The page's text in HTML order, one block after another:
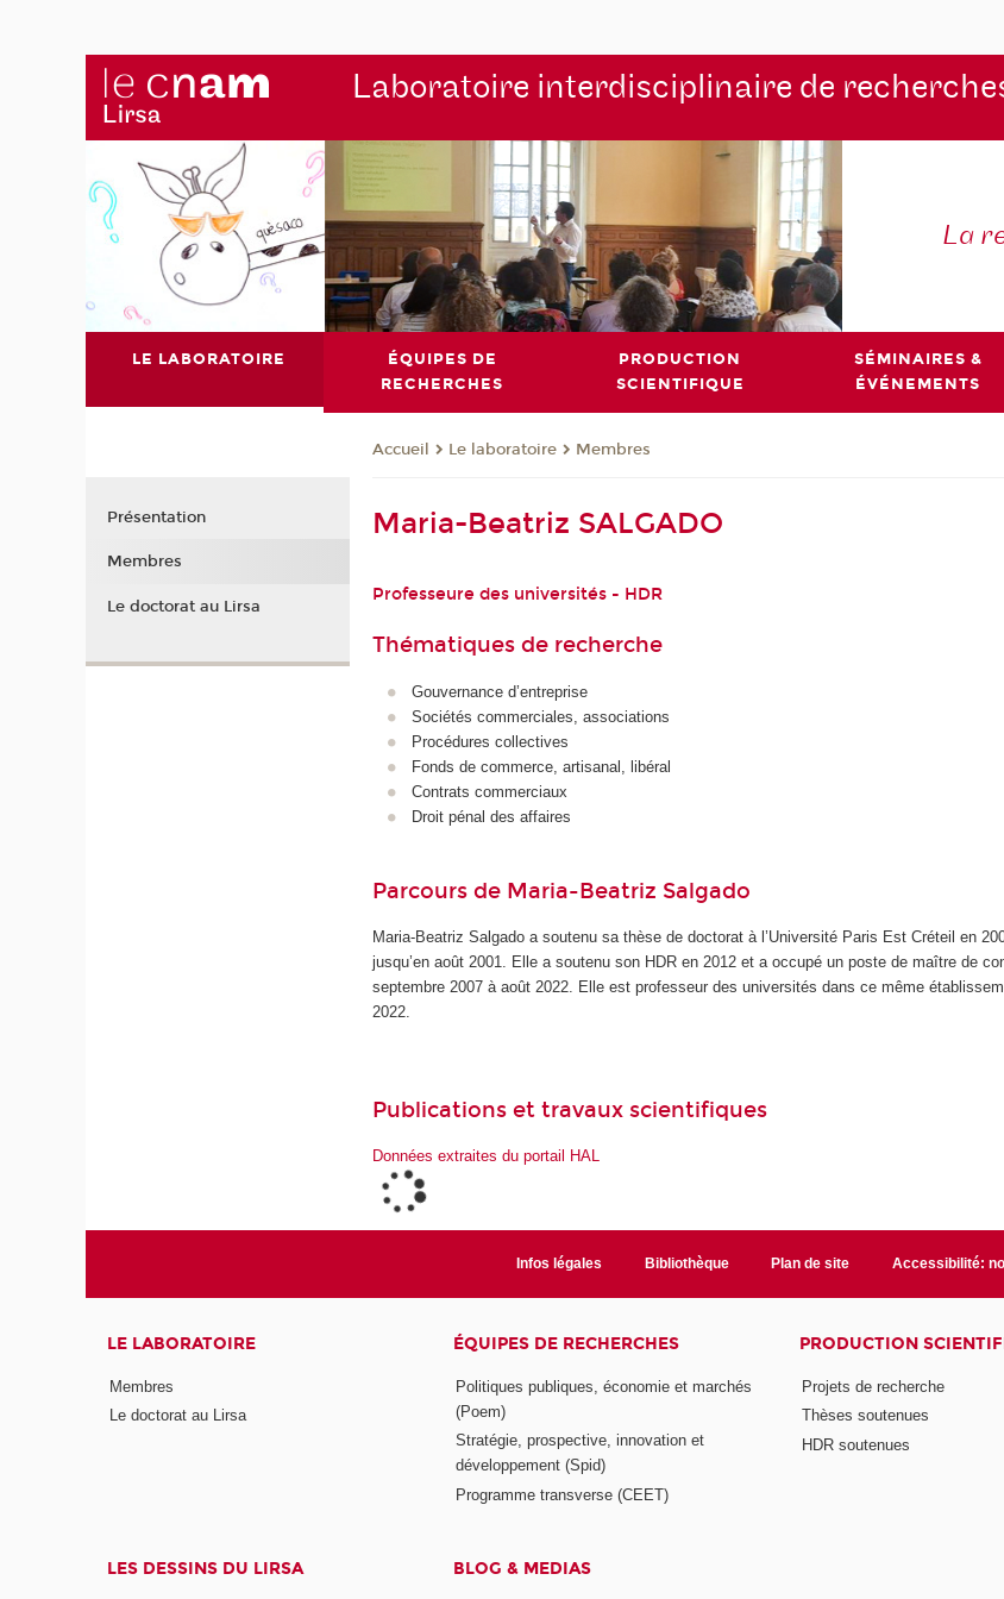
Laboratoire interdisciplinaire de
La
LE LABORATOIRE
ÉQUIPES DE
RECHERCHES
PRODUCTION
SCIENTIFIQUE
SÉMINAIRES &
ÉVÉNEMENTS
Accueil Le laboratoire Membres
Maria-Beatriz SALGADO
Professeure des universités - HDR
Thématiques de recherche
Gouvernance d’entreprise
Sociétés commerciales, associations
Procédures collectives
Fonds de commerce, artisanal, libéral
Contrats commerciaux
Droit pénal des affaires
Parcours de Maria-Beatriz Salgado
Maria-Beatriz Salgado a soutenu sa thèse de doctorat à l’Université Paris Est Créteil en
jusqu’en août 2001. Elle a soutenu son HDR en 2012 et a occupé un poste de maître de
septembre 2007 à août 2022. Elle est professeur des universités dans ce même
2022.
Publications et travaux scientifiques
Données extraites du portail HAL
Présentation
Membres
Le doctorat au Lirsa
Infos légales Bibliothèque Plan de site Accessibilité:
LE LABORATOIRE
Membres
Le doctorat au Lirsa
ÉQUIPES DE RECHERCHES
Politiques publiques, économie et marchés
(Poem)
Stratégie, prospective, innovation et
développement (Spid)
Programme transverse (CEET)
PRODUCTION
Projets de recherche
Thèses soutenues
HDR soutenues
LES DESSINS DU LIRSA BLOG & MEDIAS